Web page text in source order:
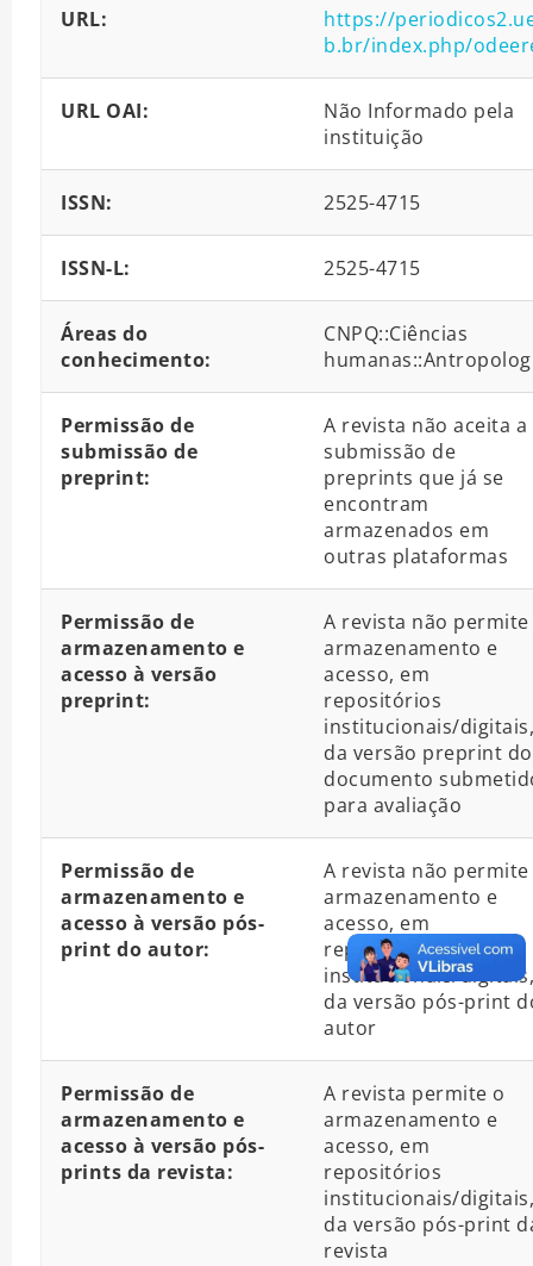
URL:
https://
b.br/index.php/
URL OAI:
Não Informado pela
instituição
ISSN: 2525-4715
ISSN-L: 2525-4715
Áreas do
conhecimento:
CNPQ::Ciências
Permissão de
submissão de
preprint:
A revista não aceita a
submissão de
preprints que já se
encontram
armazenados em
outras plataformas
Permissão de
armazenamento e
acesso à versão
preprint:
A revista não
armazenamento e
acesso, em
repositórios
institucionais/digitais,
da versão preprint do
documento
para avaliação
Permissão de
armazenamento e
acesso à versão pós-
print do autor:
A revista não
armazenamento e
acesso, em
repositórios
institucionais/digitais,
da versão pós-print
autor
Permissão de
armazenamento e
acesso à versão pós-
prints da revista:
A revista permite o
armazenamento e
acesso, em
repositórios
institucionais/digitais,
da versão pós-print
revista